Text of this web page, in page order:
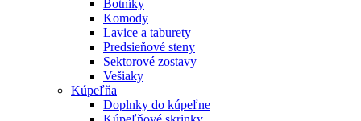
Botníky
Komody
Lavice a taburety
Predsieňové steny
Sektorové zostavy
Vešiaky
Kúpeľňa
Doplnky do kúpeľne